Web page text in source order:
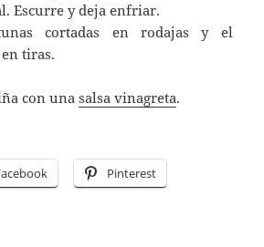
Escurre y deja enfriar.
cortadas en rodajas y el
tiras.
con unasalsa vinagreta.
Pinterest